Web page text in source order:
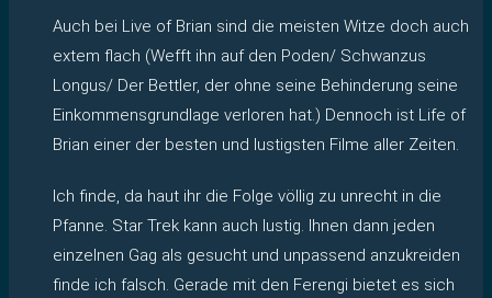
Auch bei Live of Brian sind die meisten Witze doch auch
extem flach (Wefft ihn auf den Poden/ Schwanzus
Longus/ Der Bettler, der ohne seine Behinderung seine
Einkommensgrundlage verloren hat.) Dennoch ist Life of
Brian einer der besten und lustigsten Filme aller Zeiten.
Ich finde, da haut ihr die Folge völlig zu unrecht in die
Pfanne. Star Trek kann auch lustig. Ihnen dann jeden
einzelnen Gag als gesucht und unpassend anzukreiden
finde ich falsch. Gerade mit den Ferengi bietet es sich